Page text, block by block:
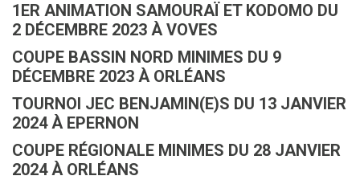
1ER ANIMATION SAMOURAÏ ET KODOMO DU
2 DÉCEMBRE 2023 À VOVES
COUPE BASSIN NORD MINIMES DU 9
DÉCEMBRE 2023 À ORLÉANS
TOURNOI JEC BENJAMIN(E)S DU 13 JANVIER
2024 À EPERNON
COUPE RÉGIONALE MINIMES DU 28 JANVIER
2024 À ORLÉANS